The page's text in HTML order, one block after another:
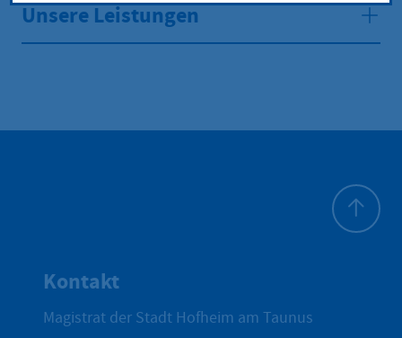
Unsere Leistungen
Kontakt
Magistrat der Stadt Hofheim am Taunus